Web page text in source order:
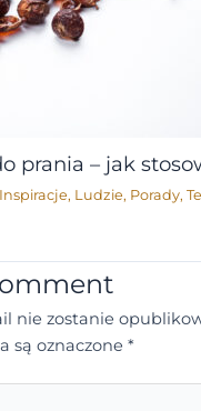
prania – jak
Inspiracje, Ludzie, Porady,
nie zostanie
są oznaczone *